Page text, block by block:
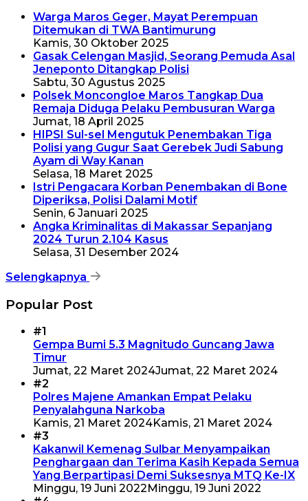
Warga Maros Geger, Mayat Perempuan
Ditemukan di TWA Bantimurung
Kamis, 30 Oktober 2025
Gasak Celengan Masjid, Seorang Pemuda Asal
Jeneponto Ditangkap Polisi
Sabtu, 30 Agustus 2025
Polsek Moncongloe Maros Tangkap Dua
Remaja Diduga Pelaku Pembusuran Warga
Jumat, 18 April 2025
HIPSI Sul-sel Mengutuk Penembakan Tiga
Polisi yang Gugur Saat Gerebek Judi Sabung
Ayam di Way Kanan
Selasa, 18 Maret 2025
Istri Pengacara Korban Penembakan di Bone
Diperiksa, Polisi Dalami Motif
Senin, 6 Januari 2025
Angka Kriminalitas di Makassar Sepanjang
2024 Turun 2.104 Kasus
Selasa, 31 Desember 2024
Selengkapnya
Popular Post
#1
Gempa Bumi 5.3 Magnitudo Guncang Jawa
Timur
Jumat, 22 Maret 2024Jumat, 22 Maret 2024
#2
Polres Majene Amankan Empat Pelaku
Penyalahguna Narkoba
Kamis, 21 Maret 2024Kamis, 21 Maret 2024
#3
Kakanwil Kemenag Sulbar Menyampaikan
Penghargaan dan Terima Kasih Kepada Semua
Yang Berpartipasi Demi Suksesnya MTQ Ke-IX
Minggu, 19 Juni 2022 Minggu, 19 Juni 2022